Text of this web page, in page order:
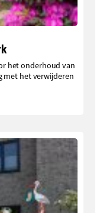
het onderhoud van
met het verwijderen